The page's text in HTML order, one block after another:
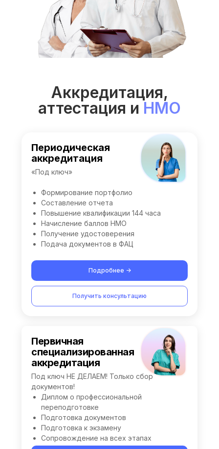
Аккредитация,
аттестация и НМО
Первичная
специализированная
аккредитация
Под ключ НЕ ДЕЛАЕМ! Только сбор
документов!
Диплом о профессиональной
переподготовке
Подготовка документов
Подготовка к экзамену
Сопровождение на всех этапах
Периодическая
аккредитация
«Под ключ»
Формирование портфолио
Составление отчета
Повышение квалификации 144 часа
Начисление баллов НМО
Получение удостоверения
Подача документов в ФАЦ
Подробнее ->
Получить консультацию